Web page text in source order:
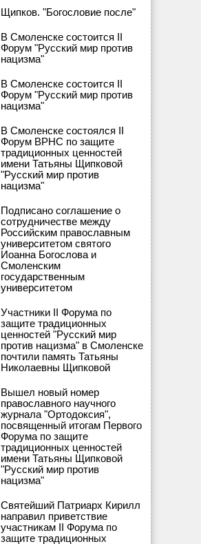
Щипков. "Богословие после"
В Смоленске состоится II
Форум "Русский мир против
нацизма"
В Смоленске состоится II
Форум "Русский мир против
нацизма"
В Смоленске состоялся II
Форум ВРНС по защите
традиционных ценностей
имени Татьяны Щипковой
"Русский мир против
нацизма"
Подписано соглашение о
сотрудничестве между
Российским православным
университетом святого
Иоанна Богослова и
Смоленским
государственным
университетом
Участники II Форума по
защите традиционных
ценностей "Русский мир
против нацизма" в Смоленске
почтили память Татьяны
Николаевны Щипковой
Вышел новый номер
православного научного
журнала "Ортодоксия",
посвященный итогам Первого
Форума по защите
традиционных ценностей
имени Татьяны Щипковой
"Русский мир против
нацизма"
Святейший Патриарх Кирилл
направил приветствие
участникам II Форума по
защите традиционных